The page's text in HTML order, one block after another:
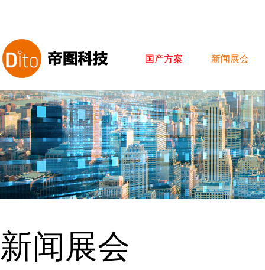
国产方案 新闻展会
新闻展会